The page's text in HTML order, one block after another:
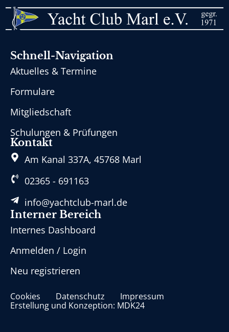
Schnell-Navigation
Aktuelles & Termine
Formulare
Mitgliedschaft
Schulungen & Prüfungen
Kontakt
Am Kanal 337A, 45768 Marl
02365 - 691163
info@yachtclub-marl.de
Interner Bereich
Internes Dashboard
Anmelden / Login
Neu registrieren
Erstellung und Konzeption: MDK24
Cookies Datenschutz Impressum